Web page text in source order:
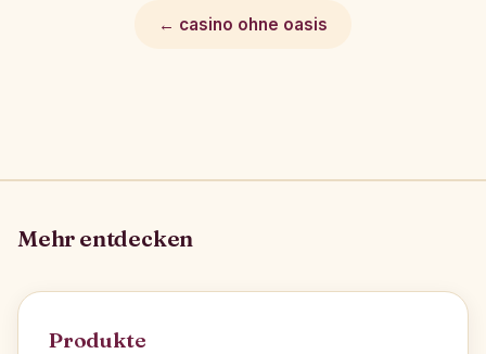
← casino ohne oasis
Mehr entdecken
Produkte